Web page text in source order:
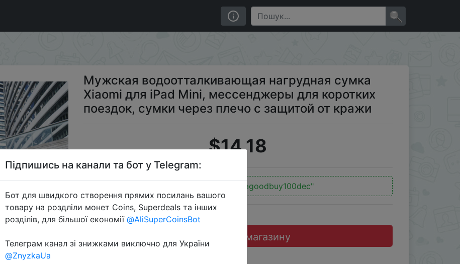
нагрудная сумка Xiaomi для iPad Mini, мессенджеры для коротких поездок, сумки через плечо с
Мужская водоотталкивающая нагрудная сумка
Xiaomi для iPad Mini, мессенджеры для коротких
поездок, сумки через плечо с защитой от кражи
$14.18
"chinagoodbuy100dec"
Перейти до магазину
Підпишись на канали та бот у Telegram:
Бот для швидкого створення прямих посилань вашого
товару на роздліли монет Coins, Superdeals та інших
розділів, для більшої економії @AliSuperCoinsBot
Телеграм канал зі знижками виключно для України
@ZnyzkaUa